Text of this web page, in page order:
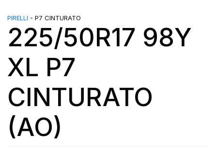
PIRELLI - P7 CINTURATO
225/50R17 98Y
XL P7
CINTURATO
(AO)